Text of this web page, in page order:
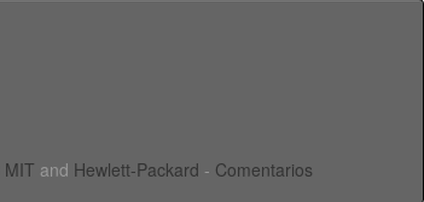
MIT and Hewlett-Packard - Comentarios